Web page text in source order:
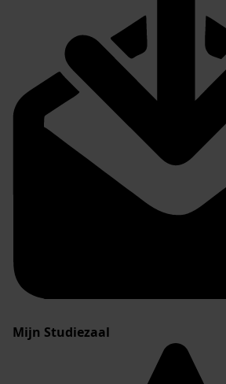
Mijn Studiezaal